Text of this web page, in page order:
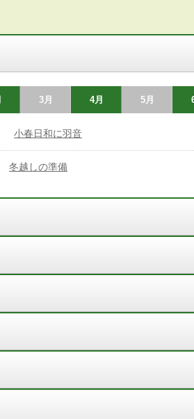
3月 4月 5月
小春日和に羽音
冬越しの準備